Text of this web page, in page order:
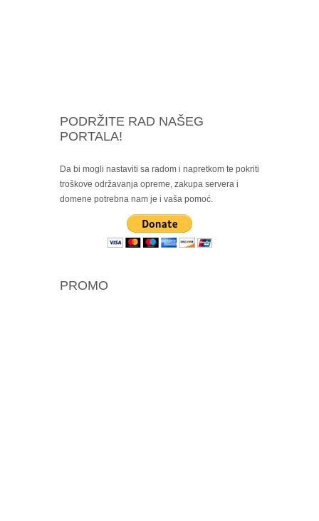
PODRŽITE RAD NAŠEG
PORTALA!
Da bi mogli nastaviti sa radom i napretkom te pokriti
troškove održavanja opreme, zakupa servera i
domene potrebna nam je i vaša pomoć.
PROMO